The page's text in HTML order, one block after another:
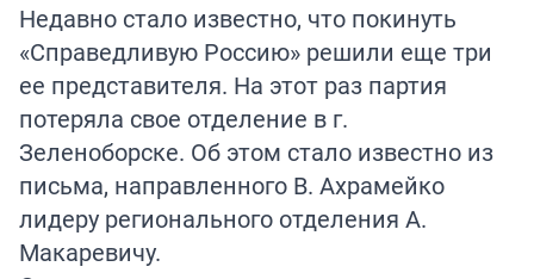
Недавно стало известно, что покинуть
«Справедливую Россию» решили еще три
ее представителя. На этот раз партия
потеряла свое отделение в г.
Зеленоборске. Об этом стало известно из
письма, направленного В. Ахрамейко
лидеру регионального отделения А.
Макаревичу.